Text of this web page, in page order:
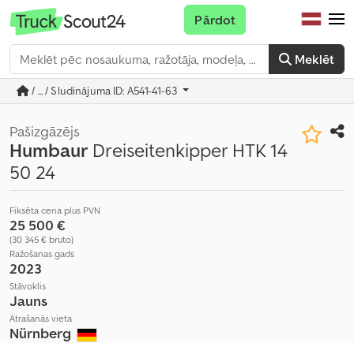
Meklēt
Pārdot
/ ... / Sludinājuma ID: A541-41-63
Pašizgāzējs
Humbaur Dreiseitenkipper HTK 14
50 24
Fiksēta cena plus PVN
25 500 €
(30 345 € bruto)
Ražošanas gads
2023
Stāvoklis
Jauns
Atrašanās vieta
Nürnberg